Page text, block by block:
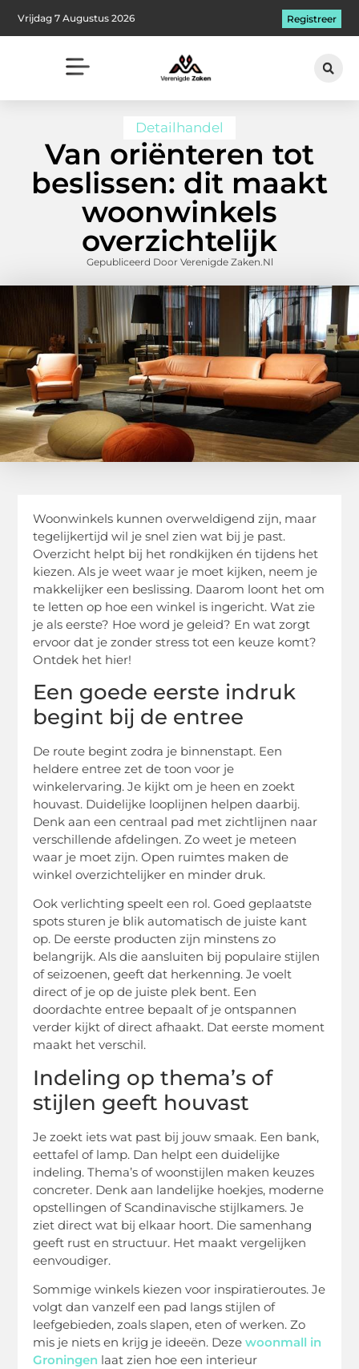
Vrijdag 7 Augustus 2026 Registreer
Detailhandel
Van oriënteren tot
beslissen: dit maakt
woonwinkels
overzichtelijk
Gepubliceerd Door Verenigde Zaken.nl
Woonwinkels kunnen overweldigend zijn, maar
tegelijkertijd wil je snel zien wat bij je past.
Overzicht helpt bij het rondkijken én tijdens het
kiezen. Als je weet waar je moet kijken, neem je
makkelijker een beslissing. Daarom loont het om
te letten op hoe een winkel is ingericht. Wat zie
je als eerste? Hoe word je geleid? En wat zorgt
ervoor dat je zonder stress tot een keuze komt?
Ontdek het hier!
Een goede eerste indruk
begint bij de entree
De route begint zodra je binnenstapt. Een
heldere entree zet de toon voor je
winkelervaring. Je kijkt om je heen en zoekt
houvast. Duidelijke looplijnen helpen daarbij.
Denk aan een centraal pad met zichtlijnen naar
verschillende afdelingen. Zo weet je meteen
waar je moet zijn. Open ruimtes maken de
winkel overzichtelijker en minder druk.
Ook verlichting speelt een rol. Goed geplaatste
spots sturen je blik automatisch de juiste kant
op. De eerste producten zijn minstens zo
belangrijk. Als die aansluiten bij populaire stijlen
of seizoenen, geeft dat herkenning. Je voelt
direct of je op de juiste plek bent. Een
doordachte entree bepaalt of je ontspannen
verder kijkt of direct afhaakt. Dat eerste moment
maakt het verschil.
Indeling op thema’s of
stijlen geeft houvast
Je zoekt iets wat past bij jouw smaak. Een bank,
eettafel of lamp. Dan helpt een duidelijke
indeling. Thema’s of woonstijlen maken keuzes
concreter. Denk aan landelijke hoekjes, moderne
opstellingen of Scandinavische stijlkamers. Je
ziet direct wat bij elkaar hoort. Die samenhang
geeft rust en structuur. Het maakt vergelijken
eenvoudiger.
Sommige winkels kiezen voor inspiratieroutes. Je
volgt dan vanzelf een pad langs stijlen of
leefgebieden, zoals slapen, eten of werken. Zo
mis je niets en krijg je ideeën. Dezewoonmall in
Groningen laat zien hoe een interieur